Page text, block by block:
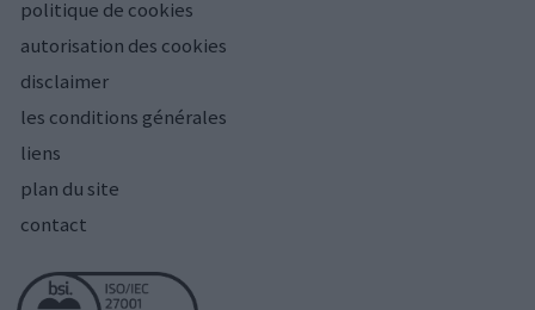
politique de cookies
autorisation des cookies
disclaimer
les conditions générales
liens
plan du site
contact